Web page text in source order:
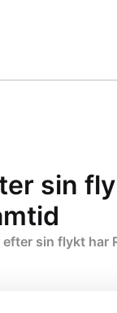
sin
efter sin flykt har